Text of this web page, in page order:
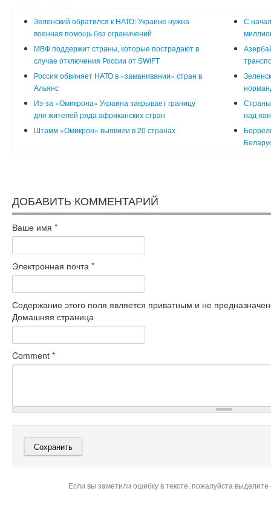
Зеленский обратился к НАТО: Украине нужна
военная помощь без ограничений
С
МВФ поддержит страны, которые пострадают в
случае отключения России от SWIFT
Россия обвиняет НАТО в «заманивании» стран в
Альянс
Из-за «Омикрона» Украина закрывает границу
для жителей ряда африканских стран
Страны
над
Штамм «Омикрон» выявили в 20 странах
ДОБАВИТЬ КОММЕНТАРИЙ
Ваше имя *
Электронная почта *
Содержание этого поля является приватным и не
Домашняя страница
Comment *
Если вы заметили ошибку в тексте, пожалуйста